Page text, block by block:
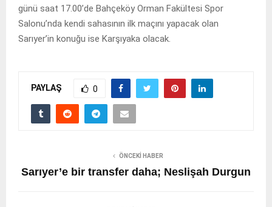
günü saat 17.00’de Bahçeköy Orman Fakültesi Spor
Salonu’nda kendi sahasının ilk maçını yapacak olan
Sarıyer’in konuğu ise Karşıyaka olacak.
PAYLAŞ 0
ÖNCEKI HABER
Sarıyer’e bir transfer daha; Neslişah Durgun